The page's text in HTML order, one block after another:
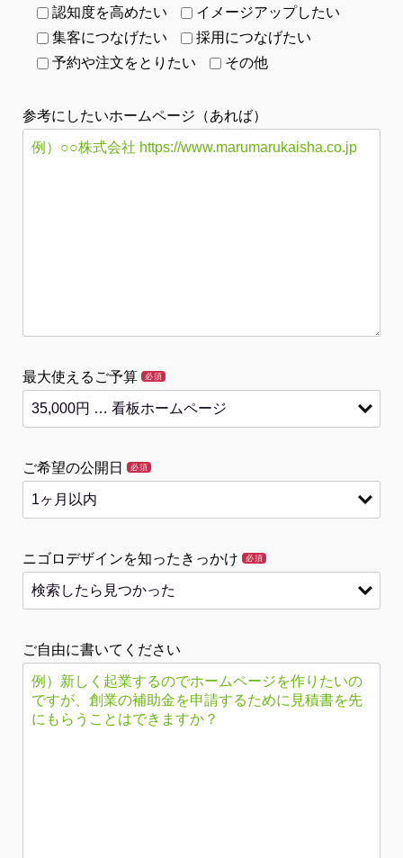
認知度を高めたい
イメージアップしたい
集客につなげたい
採用につなげたい
予約や注文をとりたい
その他
参考にしたいホームページ（あれば）
最大使えるご予算 必須
ご希望の公開日 必須
ニゴロデザインを知ったきっかけ 必須
ご自由に書いてください